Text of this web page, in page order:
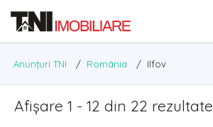
Anunțuri TNI / România / Ilfov
Afișare 1 - 12 din 22 rezultate